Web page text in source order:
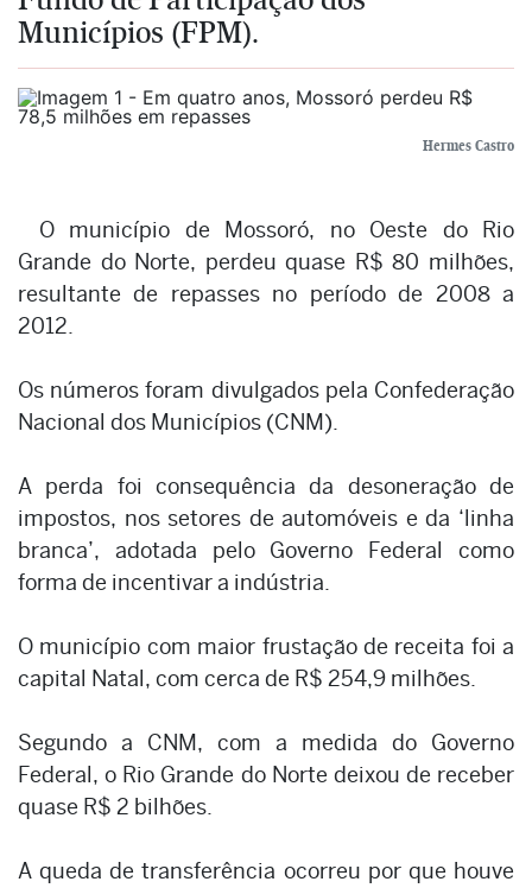
Municípios (FPM).
Hermes Castro
O município de Mossoró, no Oeste do Rio
Grande do Norte, perdeu quase R$ 80 milhões,
resultante de repasses no período de 2008 a
2012.
Os números foram divulgados pela Confederação
Nacional dos Municípios (CNM).
A perda foi consequência da desoneração de
impostos, nos setores de automóveis e da ‘linha
branca’, adotada pelo Governo Federal como
forma de incentivar a indústria.
O município com maior frustação de receita foi a
capital Natal, com cerca de R$ 254,9 milhões.
Segundo a CNM, com a medida do Governo
Federal, o Rio Grande do Norte deixou de receber
quase R$ 2 bilhões.
A queda de transferência ocorreu por que houve